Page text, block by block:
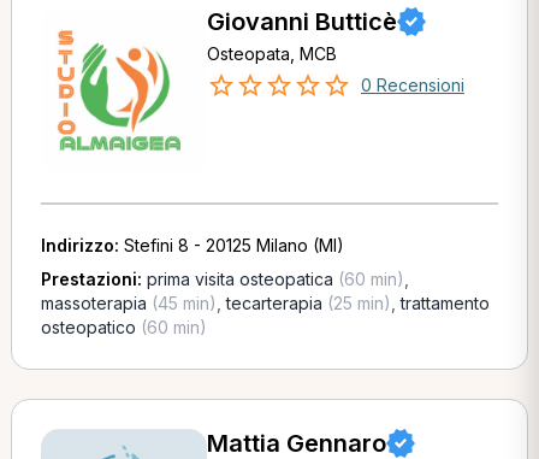
Giovanni Butticè
Osteopata, MCB
0 Recensioni
Indirizzo: Stefini 8 - 20125 Milano (MI)
Prestazioni: prima visita osteopatica (60 min)
massoterapia (45 min) ,tecarterapia (25 min) ,trattamento
osteopatico (60 min)
Mattia Gennaro